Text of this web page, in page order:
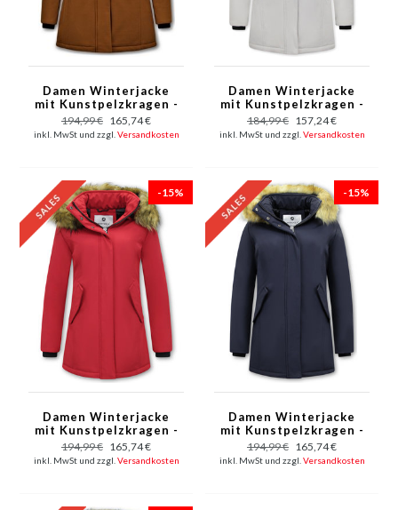
Damen Winterjacke
mit Kunstpelzkragen -
Slim Fit - Braun
194,99 € 165,74 €
inkl. MwSt und zzgl. Versandkosten
Damen Winterjacke
mit Kunstpelzkragen -
Slim Fit - Beige
184,99 € 157,24 €
inkl. MwSt und zzgl. Versandkosten
-15%
Damen Winterjacke
mit Kunstpelzkragen -
Slim Fit - Rot
194,99 € 165,74 €
inkl. MwSt und zzgl. Versandkosten
-15%
Damen Winterjacke
mit Kunstpelzkragen -
Slim Fit - Blau
194,99 € 165,74 €
inkl. MwSt und zzgl. Versandkosten